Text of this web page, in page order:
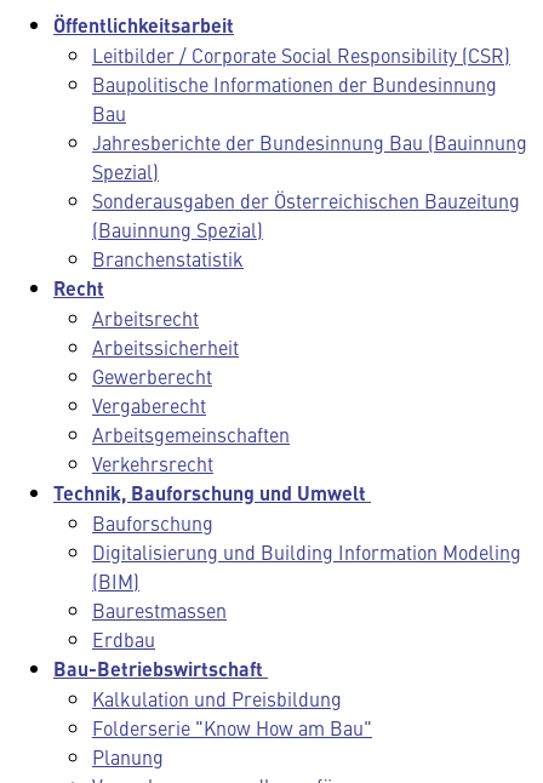
Öffentlichkeitsarbeit
Leitbilder / Corporate Social Responsibility (CSR)
Baupolitische Informationen der Bundesinnung
Bau
Jahresberichte der Bundesinnung Bau (Bauinnung
Spezial)
Sonderausgaben der Österreichischen Bauzeitung
(Bauinnung Spezial)
Branchenstatistik
Recht
Arbeitsrecht
Arbeitssicherheit
Gewerberecht
Vergaberecht
Arbeitsgemeinschaften
Verkehrsrecht
Technik, Bauforschung und Umwelt
Bauforschung
Digitalisierung und Building Information Modeling
(BIM)
Baurestmassen
Erdbau
Bau-Betriebswirtschaft
Kalkulation und Preisbildung
Folderserie "Know How am Bau"
Planung